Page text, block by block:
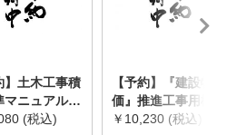
】土木工事積
マニュアル
年度版
(税込)
【予約】『建設物
価』推進工事用機械
器具等基礎価格表
￥10,230 (税込)